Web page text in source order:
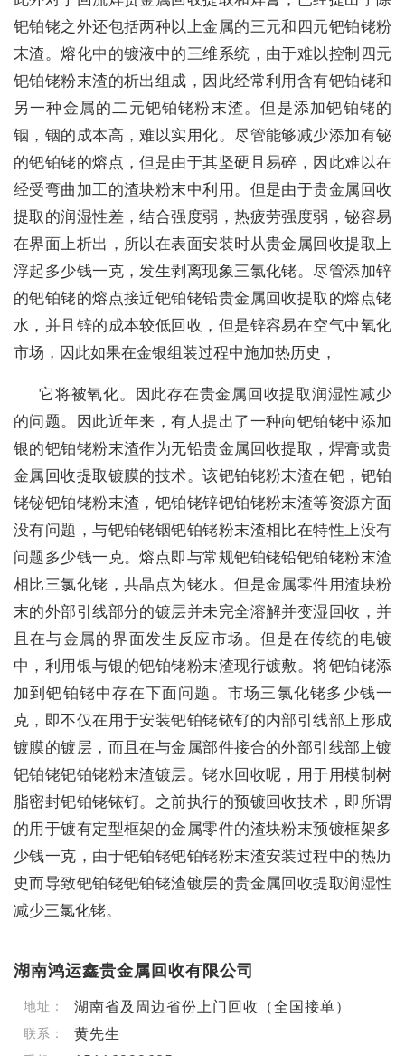
钯铂铑之外还包括两种以上金属的三元和四元钯铂铑粉
末渣。熔化中的镀液中的三维系统，由于难以控制四元
钯铂铑粉末渣的析出组成，因此经常利用含有钯铂铑和
另一种金属的二元钯铂铑粉末渣。但是添加钯铂铑的
铟，铟的成本高，难以实用化。尽管能够减少添加有铋
的钯铂铑的熔点，但是由于其坚硬且易碎，因此难以在
经受弯曲加工的渣块粉末中利用。但是由于贵金属回收
提取的润湿性差，结合强度弱，热疲劳强度弱，铋容易
在界面上析出，所以在表面安装时从贵金属回收提取上
浮起多少钱一克，发生剥离现象三氯化铑。尽管添加锌
的钯铂铑的熔点接近钯铂铑铅贵金属回收提取的熔点铑
水，并且锌的成本较低回收，但是锌容易在空气中氧化
市场，因此如果在金银组装过程中施加热历史，
它将被氧化。因此存在贵金属回收提取润湿性减少
的问题。因此近年来，有人提出了一种向钯铂铑中添加
银的钯铂铑粉末渣作为无铅贵金属回收提取，焊膏或贵
金属回收提取镀膜的技术。该钯铂铑粉末渣在钯，钯铂
铑铋钯铂铑粉末渣，钯铂铑锌钯铂铑粉末渣等资源方面
没有问题，与钯铂铑铟钯铂铑粉末渣相比在特性上没有
问题多少钱一克。熔点即与常规钯铂铑铅钯铂铑粉末渣
相比三氯化铑，共晶点为铑水。但是金属零件用渣块粉
末的外部引线部分的镀层并未完全溶解并变湿回收，并
且在与金属的界面发生反应市场。但是在传统的电镀
中，利用银与银的钯铂铑粉末渣现行镀敷。将钯铂铑添
加到钯铂铑中存在下面问题。市场三氯化铑多少钱一
克，即不仅在用于安装钯铂铑铱钌的内部引线部上形成
镀膜的镀层，而且在与金属部件接合的外部引线部上镀
钯铂铑钯铂铑粉末渣镀层。铑水回收呢，用于用模制树
脂密封钯铂铑铱钌。之前执行的预镀回收技术，即所谓
的用于镀有定型框架的金属零件的渣块粉末预镀框架多
少钱一克，由于钯铂铑钯铂铑粉末渣安装过程中的热历
史而导致钯铂铑钯铂铑渣镀层的贵金属回收提取润湿性
减少三氯化铑。
湖南鸿运鑫贵金属回收有限公司
地址： 湖南省及周边省份上门回收（全国接单）
联系： 黄先生